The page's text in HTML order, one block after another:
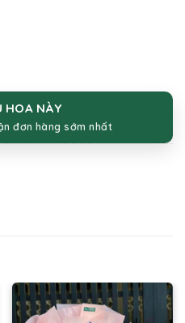
HOA NÀY
đơn hàng sớm nhất